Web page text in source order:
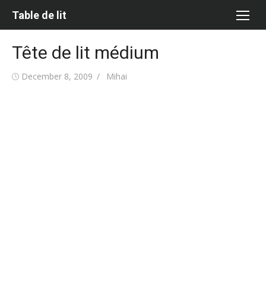
Table de lit
Tête de lit médium
Posted
December 8, 2009 Author
Mihai